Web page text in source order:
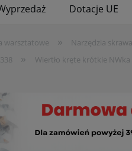
Dotacje UE
warsztatowe » Narzędzia
» Wiertło kręte krótkie